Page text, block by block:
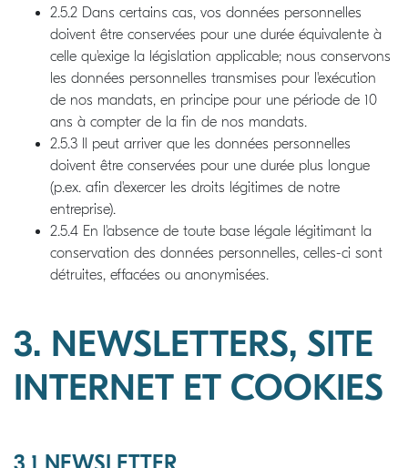
2.5.2 Dans certains cas, vos données personnelles
doivent être conservées pour une durée équivalente à
celle qu'exige la législation applicable; nous conservons
les données personnelles transmises pour l'exécution
de nos mandats, en principe pour une période de 10
ans à compter de la fin de nos mandats.
2.5.3 Il peut arriver que les données personnelles
doivent être conservées pour une durée plus longue
(p.ex. afin d'exercer les droits légitimes de notre
entreprise).
2.5.4 En l'absence de toute base légale légitimant la
conservation des données personnelles, celles-ci sont
détruites, effacées ou anonymisées.
3. NEWSLETTERS, SITE
INTERNET ET COOKIES